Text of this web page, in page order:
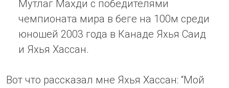
Мутлаг Махди с победителями
чемпионата мира в беге на 100м среди
юношей 2003 года в Канаде Яхья Саид
и Яхья Хассан.
Вот что рассказал мне Яхья Хассан: “Мой